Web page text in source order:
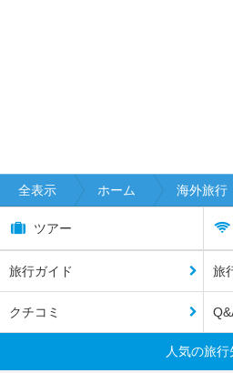
全表示 ホーム 海外旅行
ツアー
旅行ガイド 旅
クチコミ
人気の旅行